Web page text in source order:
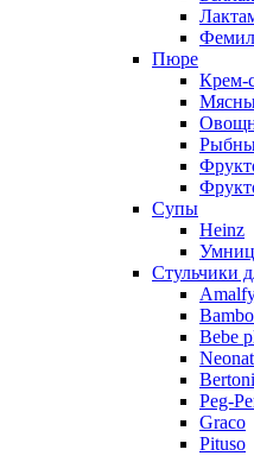
Пюре
Крем-
Супы
Heinz
Стульчики
Bebe
Peg-
Graco
Pituso